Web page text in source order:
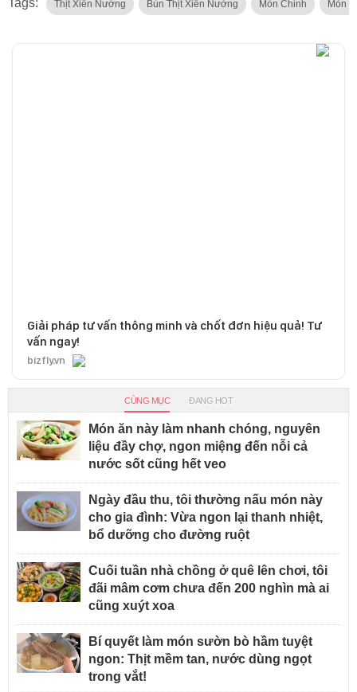
Tags: Thịt Xiên Nướng Bún Thịt Xiên Nướng Món Chinh Món
Giải pháp tư vấn thông minh và chốt đơn hiệu quả! Tư
vấn ngay!
bizfly.vn
CÙNG MỤC ĐANG HOT
Món ăn này làm nhanh chóng, nguyên
liệu đầy chợ, ngon miệng đến nỗi cả
nước sốt cũng hết veo
Ngày đầu thu, tôi thường nấu món này
cho gia đình: Vừa ngon lại thanh nhiệt,
bổ dưỡng cho đường ruột
Cuối tuần nhà chồng ở quê lên chơi, tôi
đãi mâm cơm chưa đến 200 nghìn mà ai
cũng xuýt xoa
Bí quyết làm món sườn bò hầm tuyệt
ngon: Thịt mềm tan, nước dùng ngọt
trong vắt!